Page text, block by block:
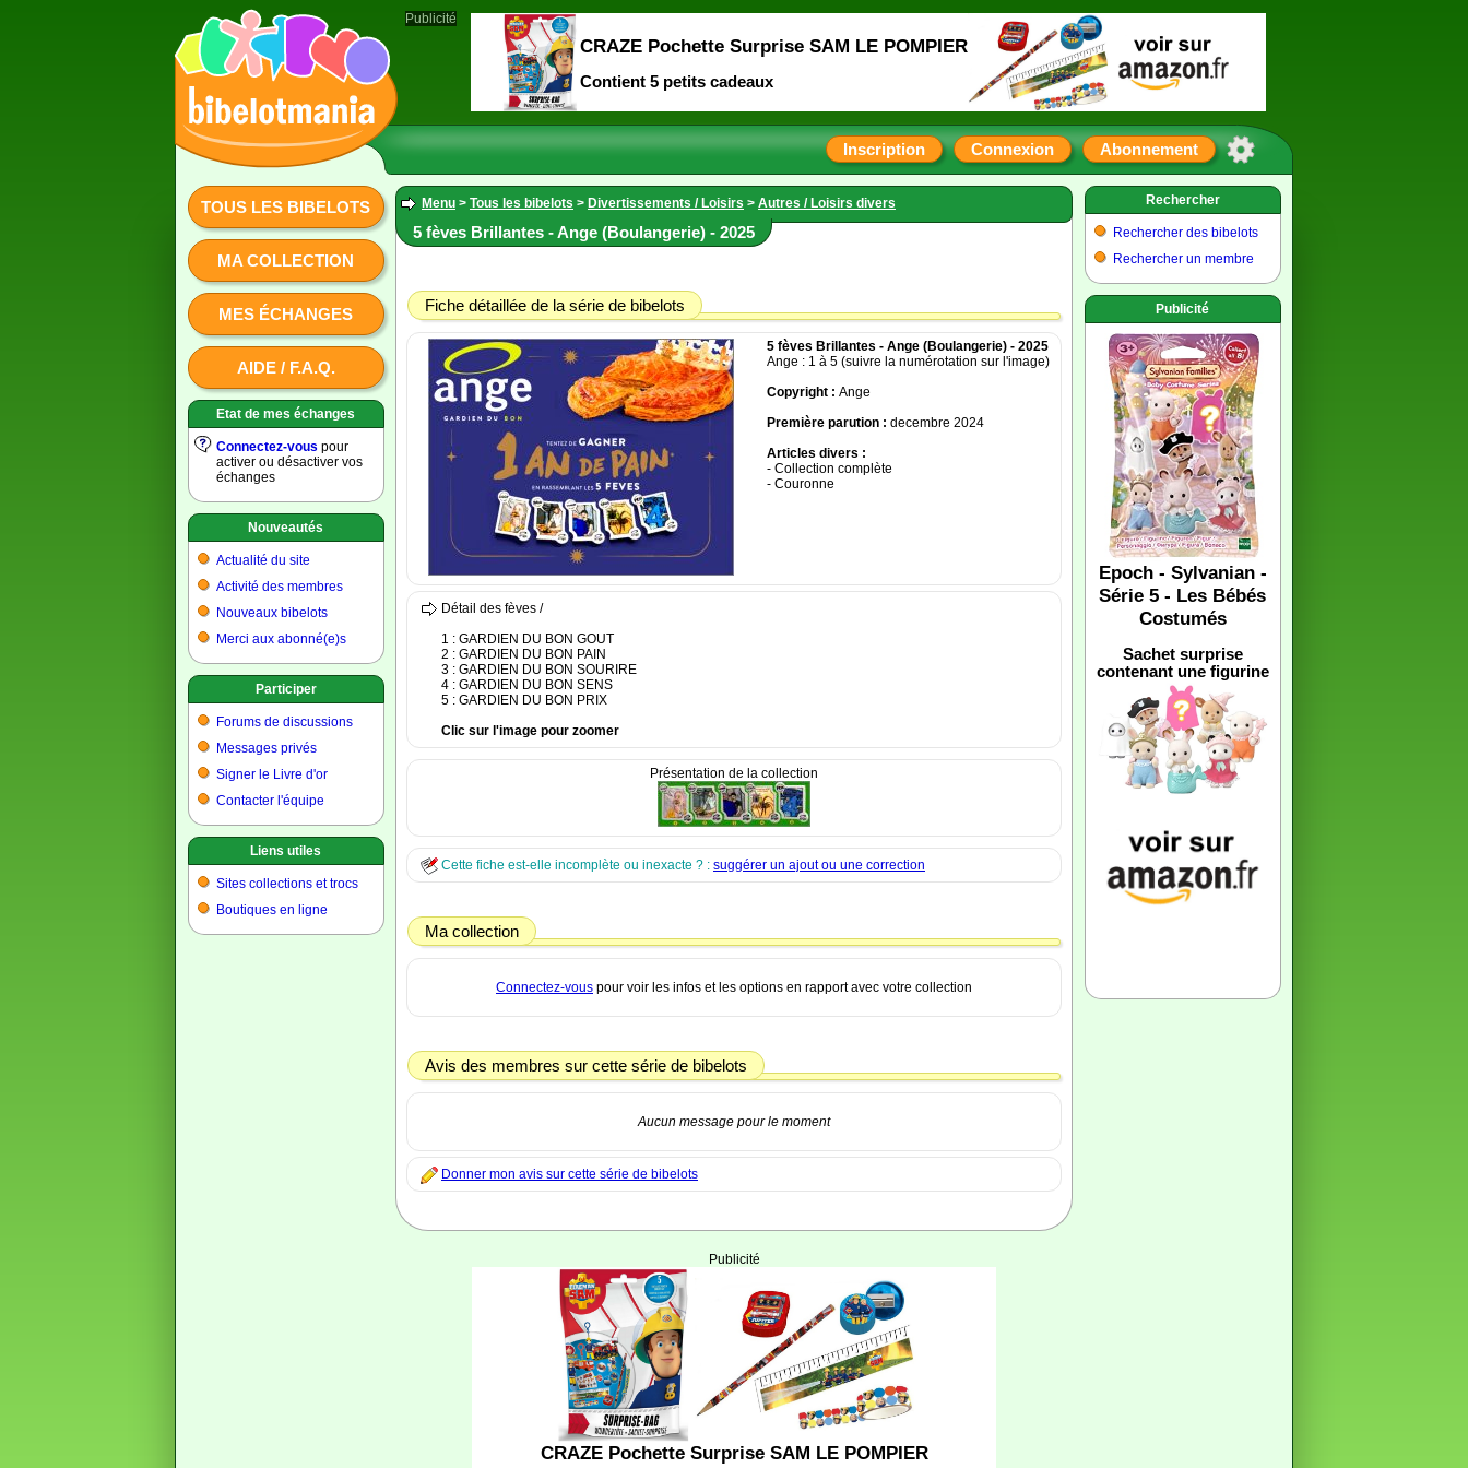
Inscription Connexion Abonnement
TOUS LES BIBELOTS
MA COLLECTION
MES ÉCHANGES
AIDE / F.A.Q.
Etat de mes échanges
Connectez-vous pour
activer ou désactiver vos
échanges
Nouveautés
Actualité du site
Activité des membres
Nouveaux bibelots
Merci aux abonné(e)s
Participer
Forums de discussions
Messages privés
Signer le Livre d'or
Contacter l'équipe
Liens utiles
Sites collections et trocs
Boutiques en ligne
Menu > Tous les bibelots > Divertissements / Loisirs > Autres / Loisirs divers
5 fèves Brillantes - Ange (Boulangerie) - 2025
Fiche détaillée de la série de bibelots
5 fèves Brillantes - Ange (Boulangerie) - 2025
Ange : 1 à 5 (suivre la numérotation sur l'image)
Copyright : Ange
Première parution : decembre 2024
Articles divers :
- Collection complète
- Couronne
Détail des fèves /
1 : GARDIEN DU BON GOUT
2 : GARDIEN DU BON PAIN
3 : GARDIEN DU BON SOURIRE
4 : GARDIEN DU BON SENS
5 : GARDIEN DU BON PRIX
Clic sur l'image pour zoomer
Présentation de la collection
Cette fiche est-elle incomplète ou inexacte ? : suggérer un ajout ou une correction
Ma collection
Connectez-vous pour voir les infos et les options en rapport avec votre collection
Avis des membres sur cette série de bibelots
Aucun message pour le moment
Donner mon avis sur cette série de bibelots
Publicité
CRAZE Pochette Surprise SAM LE POMPIER
Rechercher
Rechercher des bibelots
Rechercher un membre
Publicité
Epoch - Sylvanian -
Série 5 - Les Bébés
Costumés
Sachet surprise
contenant une figurine
Publicité
CRAZE Pochette Surprise SAM LE POMPIER
Contient 5 petits cadeaux